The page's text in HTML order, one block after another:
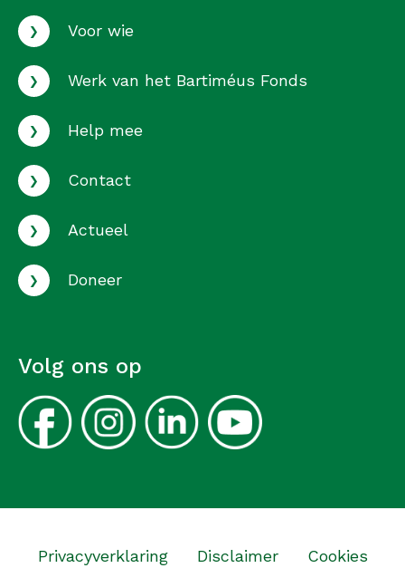
› Voor wie
› Werk van het Bartiméus Fonds
› Help mee
› Contact
› Actueel
› Doneer
Volg ons op
Privacyverklaring Disclaimer Cookies